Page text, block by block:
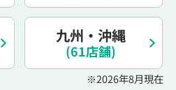
九州・沖縄
(61店舗)
※2026年8月現在